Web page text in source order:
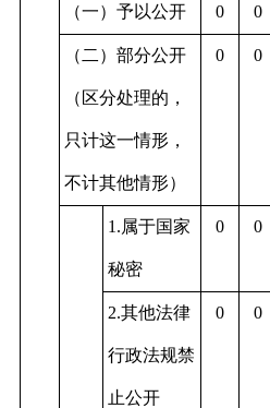
（一）予以公开 0 0
（二）部分公开
（区分处理的，
只计这一情形，
不计其他情形）
0 0
1.属于国家
秘密
0 0
2.其他法律
行政法规禁
止公开
0 0